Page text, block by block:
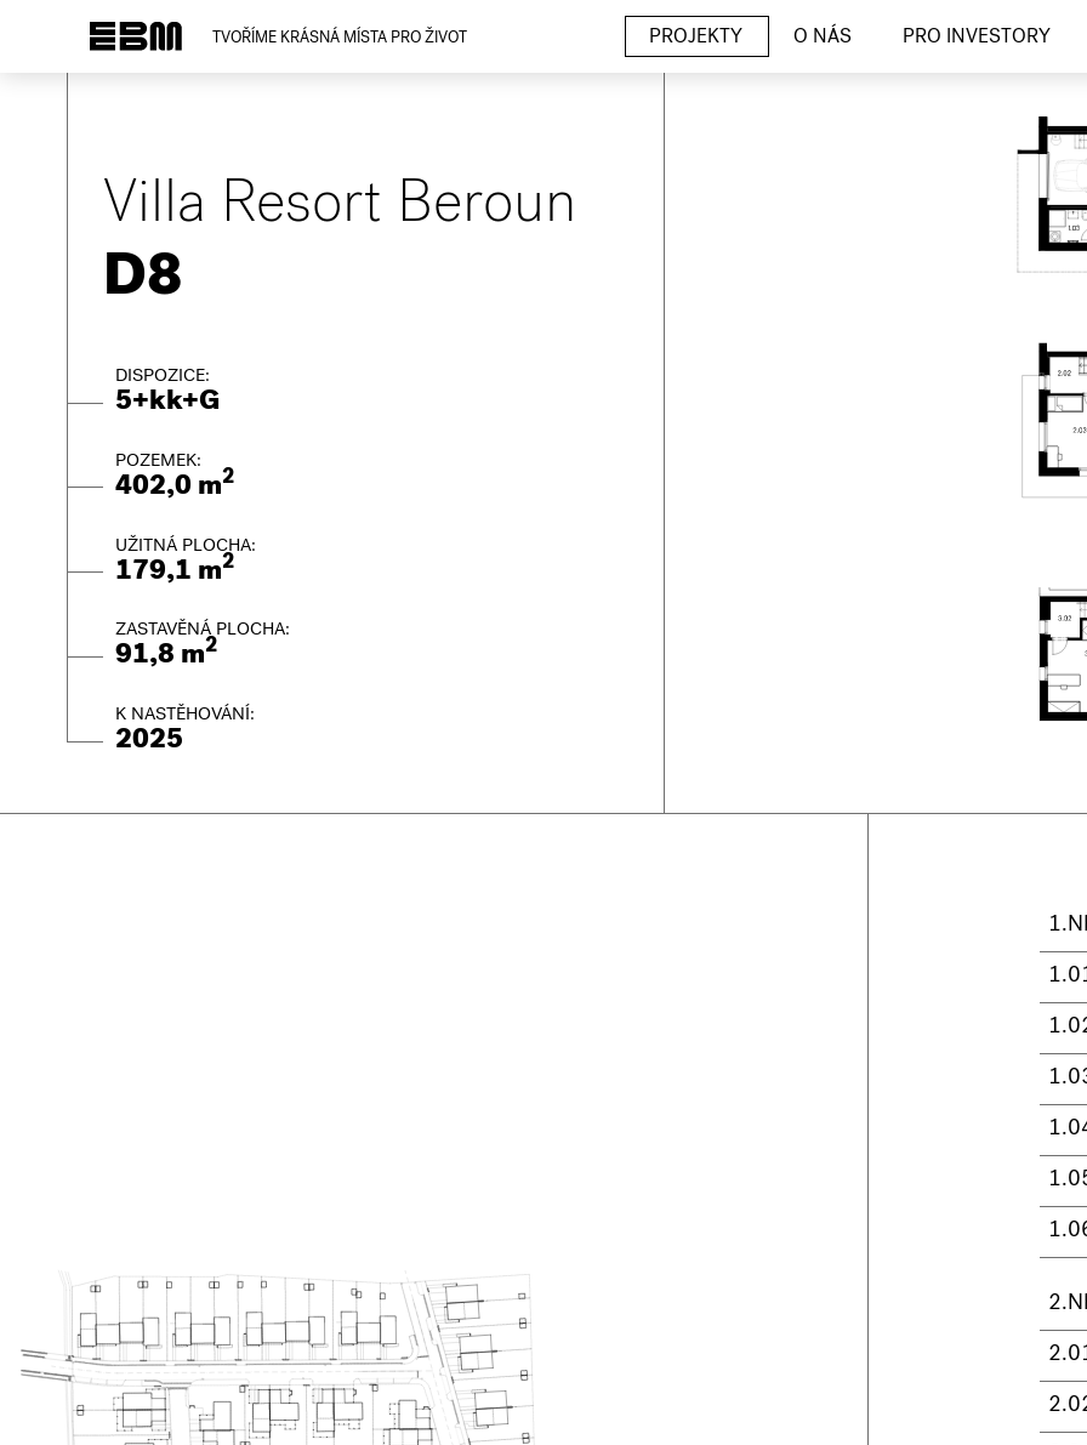
TVOŘÍME KRÁSNÁ MÍSTA PRO ŽIVOT PROJEKTY O NÁS PRO INVESTORY
Villa Resort Beroun
D8
DISPOZICE:
5+kk+G
POZEMEK:
402,0 m2
UŽITNÁ PLOCHA:
179,1 m2
ZASTAVĚNÁ PLOCHA:
91,8 m2
K NASTĚHOVÁNÍ:
2025